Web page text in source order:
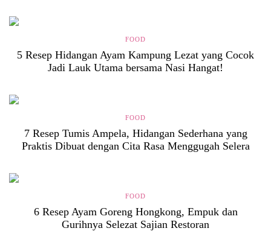
FOOD
5 Resep Hidangan Ayam Kampung Lezat yang Cocok
Jadi Lauk Utama bersama Nasi Hangat!
FOOD
7 Resep Tumis Ampela, Hidangan Sederhana yang
Praktis Dibuat dengan Cita Rasa Menggugah Selera
FOOD
6 Resep Ayam Goreng Hongkong, Empuk dan
Gurihnya Selezat Sajian Restoran